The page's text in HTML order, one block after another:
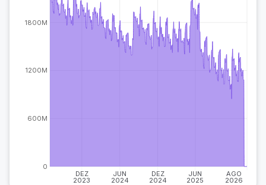
DEZ
2023
JUN
2024
DEZ
2024
JUN
2025
AGO
2026
0
600M
1200M
1800M